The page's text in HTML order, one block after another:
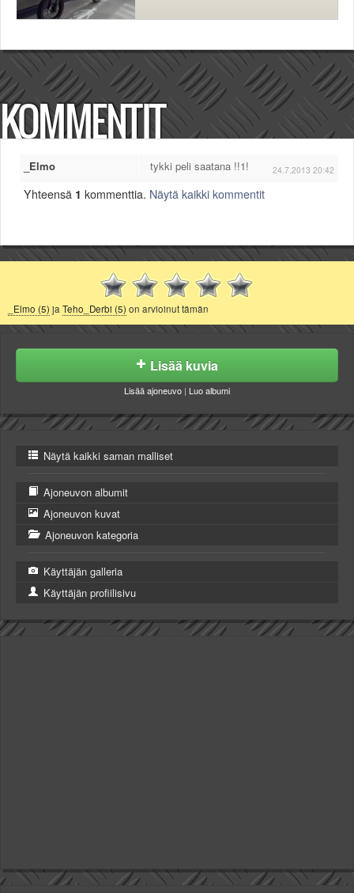
KOMMENTIT
_Elmo tykki peli saatana !!1! 24.7.2013 20:42
Yhteensä 1 kommenttia. Näytä kaikki kommentit
_Elmo (5) ja Teho_Derbi (5) on arvioinut tämän
Lisää kuvia
Lisää ajoneuvo | Luo albumi
Näytä kaikki saman malliset
Ajoneuvon albumit
Ajoneuvon kuvat
Ajoneuvon kategoria
Käyttäjän galleria
Käyttäjän profiilisivu